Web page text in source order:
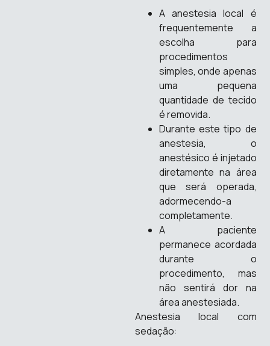
A anestesia local é
frequentemente a
escolha para
procedimentos
simples, onde apenas
uma pequena
quantidade de tecido
é removida.
Durante este tipo de
anestesia, o
anestésico é injetado
diretamente na área
que será operada,
adormecendo-a
completamente.
A paciente
permanece acordada
durante o
procedimento, mas
não sentirá dor na
área anestesiada.
Anestesia local com
sedação: